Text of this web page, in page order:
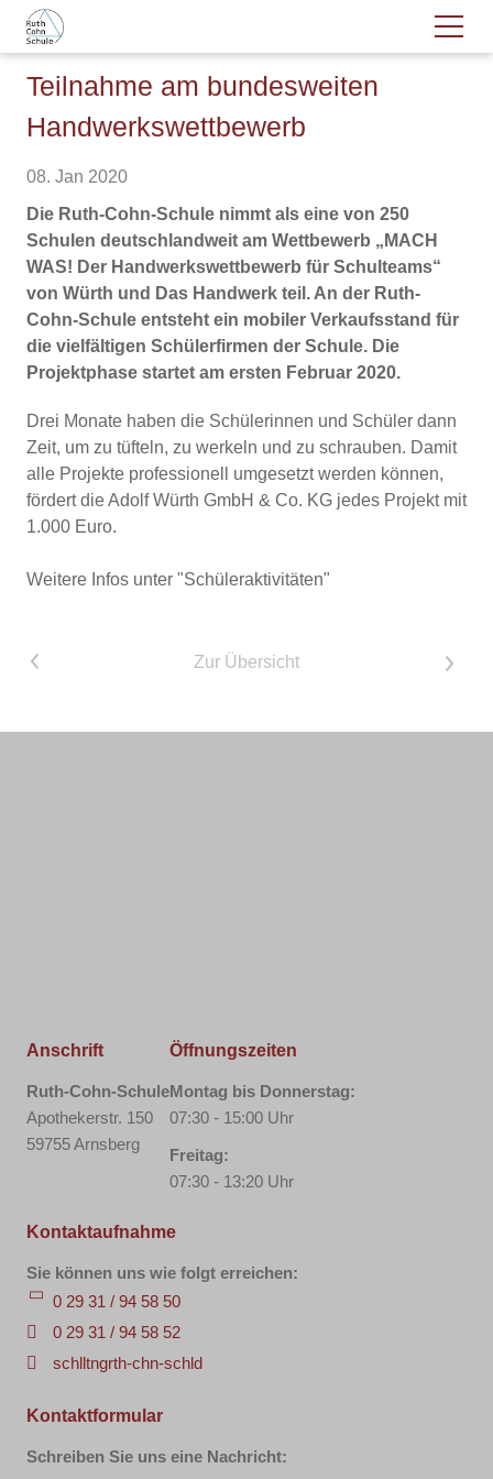
Teilnahme am bundesweiten
Handwerkswettbewerb
08. Jan 2020
Die Ruth-Cohn-Schule nimmt als eine von 250
Schulen deutschlandweit am Wettbewerb „MACH
WAS! Der Handwerkswettbewerb für Schulteams“
von Würth und Das Handwerk teil. An der Ruth-
Cohn-Schule entsteht ein mobiler Verkaufsstand für
die vielfältigen Schülerfirmen der Schule. Die
Projektphase startet am ersten Februar 2020.
Drei Monate haben die Schülerinnen und Schüler dann
Zeit, um zu tüfteln, zu werkeln und zu schrauben. Damit
alle Projekte professionell umgesetzt werden können,
fördert die Adolf Würth GmbH & Co. KG jedes Projekt mit
1.000 Euro.
Weitere Infos unter "Schüleraktivitäten"
< Zur Übersicht >
Anschrift
Ruth-Cohn-Schule
Apothekerstr. 150
59755 Arnsberg
Öffnungszeiten
Montag bis Donnerstag:
07:30 - 15:00 Uhr
Freitag:
07:30 - 13:20 Uhr
Kontaktaufnahme
Sie können uns wie folgt erreichen:
0 29 31 / 94 58 50
0 29 31 / 94 58 52
schlltngrth-chn-schld
Kontaktformular
Schreiben Sie uns eine Nachricht: